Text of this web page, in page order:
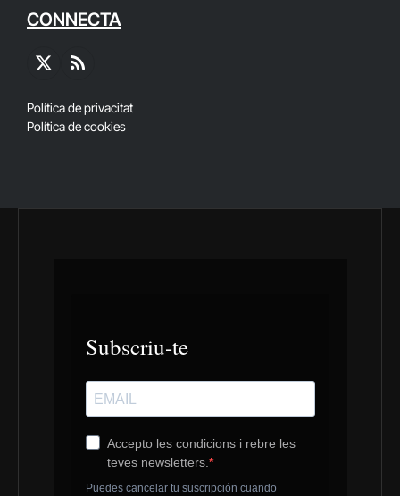
CONNECTA
X
RSS
Política de privacitat
Política de cookies